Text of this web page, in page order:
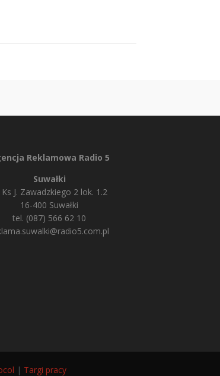
Reklamowa Radio 5
Suwałki
Ks J. Zawadzkiego 2 lok. 1.2
16-400 Suwałki
tel. (087) 566 62 10
| Targi pracy